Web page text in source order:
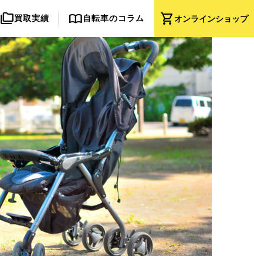
shopping_cartオンラインショップ
folder_copy買取実績 import_contacts自転車のコラム